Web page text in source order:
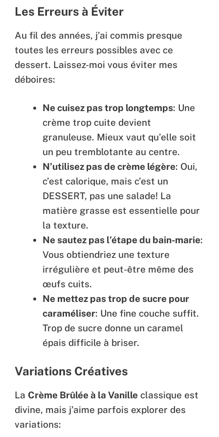
Les Erreurs à Éviter
Au fil des années, j’ai commis presque
toutes les erreurs possibles avec ce
dessert. Laissez-moi vous éviter mes
déboires:
Ne cuisez pas trop longtemps: Une
crème trop cuite devient
granuleuse. Mieux vaut qu’elle soit
un peu tremblotante au centre.
N’utilisez pas de crème légère: Oui,
c’est calorique, mais c’est un
DESSERT, pas une salade! La
matière grasse est essentielle pour
la texture.
Ne sautez pas l’étape du bain-marie:
Vous obtiendriez une texture
irrégulière et peut-être même des
œufs cuits.
Ne mettez pas trop de sucre pour
caraméliser: Une fine couche suffit.
Trop de sucre donne un caramel
épais difficile à briser.
Variations Créatives
La Crème Brûlée à la Vanille classique est
divine, mais j’aime parfois explorer des
variations: